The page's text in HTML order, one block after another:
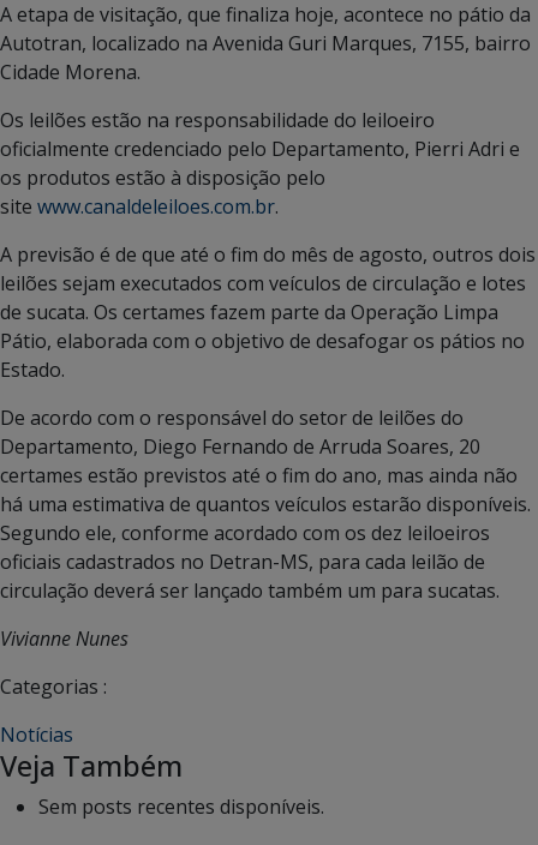
A etapa de visitação, que finaliza hoje, acontece no pátio da
Autotran, localizado na Avenida Guri Marques, 7155, bairro
Cidade Morena.
Os leilões estão na responsabilidade do leiloeiro
oficialmente credenciado pelo Departamento, Pierri Adri e
os produtos estão à disposição pelo
site www.canaldeleiloes.com.br.
A previsão é de que até o fim do mês de agosto, outros dois
leilões sejam executados com veículos de circulação e lotes
de sucata. Os certames fazem parte da Operação Limpa
Pátio, elaborada com o objetivo de desafogar os pátios no
Estado.
De acordo com o responsável do setor de leilões do
Departamento, Diego Fernando de Arruda Soares, 20
certames estão previstos até o fim do ano, mas ainda não
há uma estimativa de quantos veículos estarão disponíveis.
Segundo ele, conforme acordado com os dez leiloeiros
oficiais cadastrados no Detran-MS, para cada leilão de
circulação deverá ser lançado também um para sucatas.
Vivianne Nunes
Categorias :
Notícias
Veja Também
Sem posts recentes disponíveis.